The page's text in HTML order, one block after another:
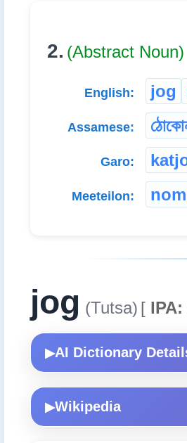
2. (Abstract Noun)
English: jog
Assamese:
Garo:
Meeteilon:
jog (Tutsa) [ IPA:
▶AI Dictionary
▶Wikipedia